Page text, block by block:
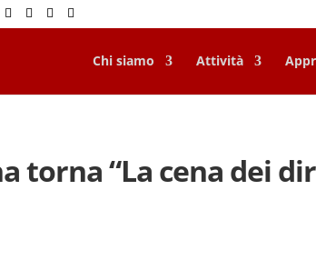
Chi siamo Attività
torna “La cena dei